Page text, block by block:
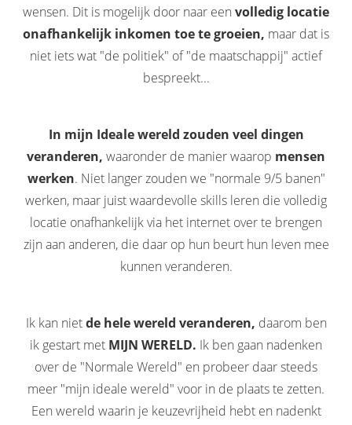
wensen. Dit is mogelijk door naar een volledig locatie
onafhankelijk inkomen toe te groeien, maar dat is
niet iets wat "de politiek" of "de maatschappij" actief
bespreekt...
In mijn Ideale wereld zouden veel dingen
veranderen, waaronder de manier waarop mensen
werken. Niet langer zouden we "normale 9/5 banen"
werken, maar juist waardevolle skills leren die volledig
locatie onafhankelijk via het internet over te brengen
zijn aan anderen, die daar op hun beurt hun leven mee
kunnen veranderen.
Ik kan nietde hele wereld veranderen, daarom ben
ik gestart met MIJN WERELD. Ik ben gaan nadenken
over de "Normale Wereld" en probeer daar steeds
meer "mijn ideale wereld" voor in de plaats te zetten.
Een wereld waarin je keuzevrijheid hebt en nadenkt